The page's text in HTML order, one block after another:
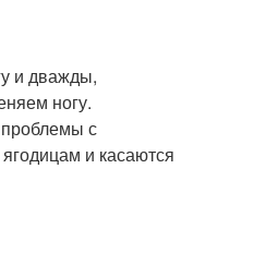
и дважды,
ногу.
с
и касаются